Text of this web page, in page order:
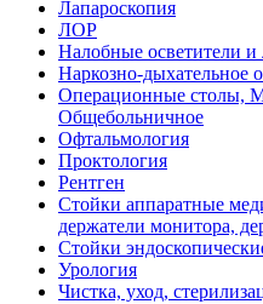
Лапароскопия
ЛОР
Налобные осветители
Наркозно-дыхательное
Операционные столы,
Общебольничное
Офтальмология
Проктология
Рентген
Стойки аппаратные
держатели монитора,
Стойки
Урология
Чистка, уход,